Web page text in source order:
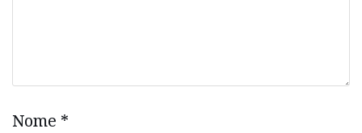
Nome *